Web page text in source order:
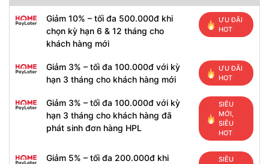
Giảm 10% – tối đa 500.000đ khi
chọn kỳ hạn 6 & 12 tháng cho
khách hàng mới
ƯU ĐÃI
HOT
Giảm 3% – tối đa 100.000đ với kỳ
hạn 3 tháng cho khách hàng mới
ƯU ĐÃI
HOT
Giảm 3% – tối đa 100.000đ với kỳ
hạn 3 tháng cho khách hàng đã
phát sinh đơn hàng HPL
SIÊU
MỚI,
SIÊU
HOT
Giảm 5% – tối đa 200.000đ khi
SIÊU